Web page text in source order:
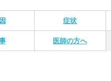
症状
医師の方へ